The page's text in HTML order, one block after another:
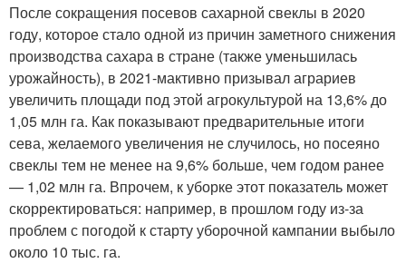
После сокращения посевов сахарной свеклы в 2020
году, которое стало одной из причин заметного снижения
производства сахара в стране (также уменьшилась
урожайность), в 2021-мактивно призывал аграриев
увеличить площади под этой агрокультурой на 13,6% до
1,05 млн га. Как показывают предварительные итоги
сева, желаемого увеличения не случилось, но посеяно
свеклы тем не менее на 9,6% больше, чем годом ранее
— 1,02 млн га. Впрочем, к уборке этот показатель может
скорректироваться: например, в прошлом году из-за
проблем с погодой к старту уборочной кампании выбыло
около 10 тыс. га.